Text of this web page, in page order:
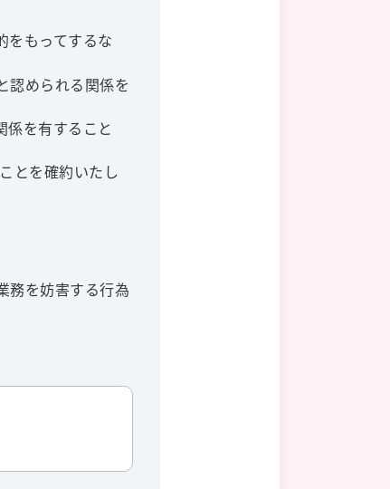
をもってするな
認められる関係を
係を有すること
とを確約いたし
務を妨害する行為